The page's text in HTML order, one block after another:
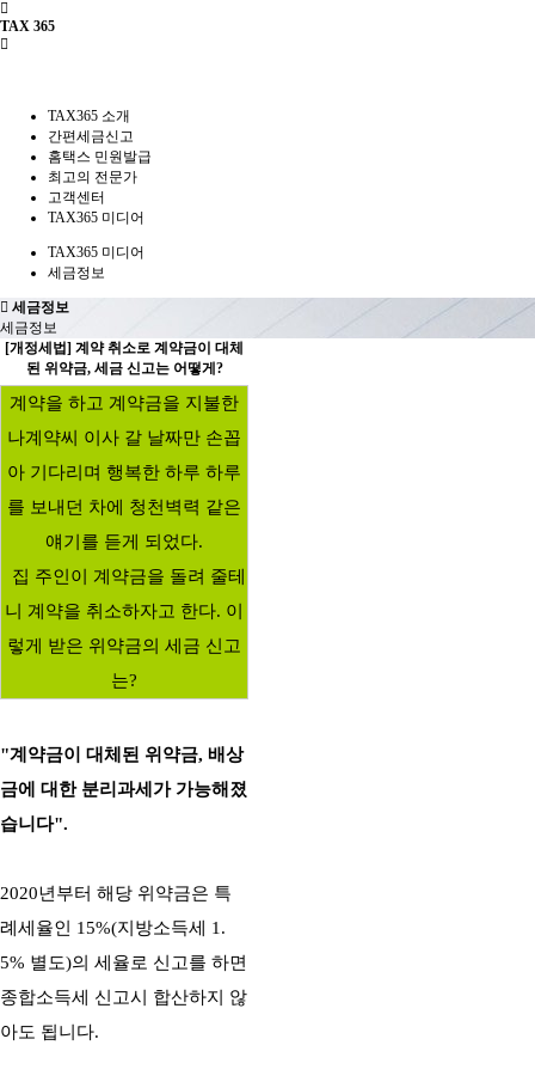
TAX 365
TAX365 소개
간편세금신고
홈택스 민원발급
최고의 전문가
고객센터
TAX365 미디어
TAX365 미디어
세금정보
세금정보
세금정보
[개정세법] 계약 취소로 계약금이 대체
된 위약금, 세금 신고는 어떻게?
계약을 하고 계약금을 지불한
나계약씨 이사 갈 날짜만 손꼽
아 기다리며 행복한 하루 하루
를 보내던 차에 청천벽력 같은
얘기를 듣게 되었다.
집 주인이 계약금을 돌려 줄테
니 계약을 취소하자고 한다. 이
렇게 받은 위약금의 세금 신고
는?
"계약금이 대체된 위약금, 배상
금에 대한 분리과세가 가능해졌
습니다".
2020년부터 해당 위약금은 특
례세율인 15%(지방소득세 1.
5% 별도)의 세율로 신고를 하면
종합소득세 신고시 합산하지 않
아도 됩니다.